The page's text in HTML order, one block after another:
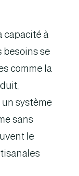
capacité à
besoins se
comme la
un système
sans
le